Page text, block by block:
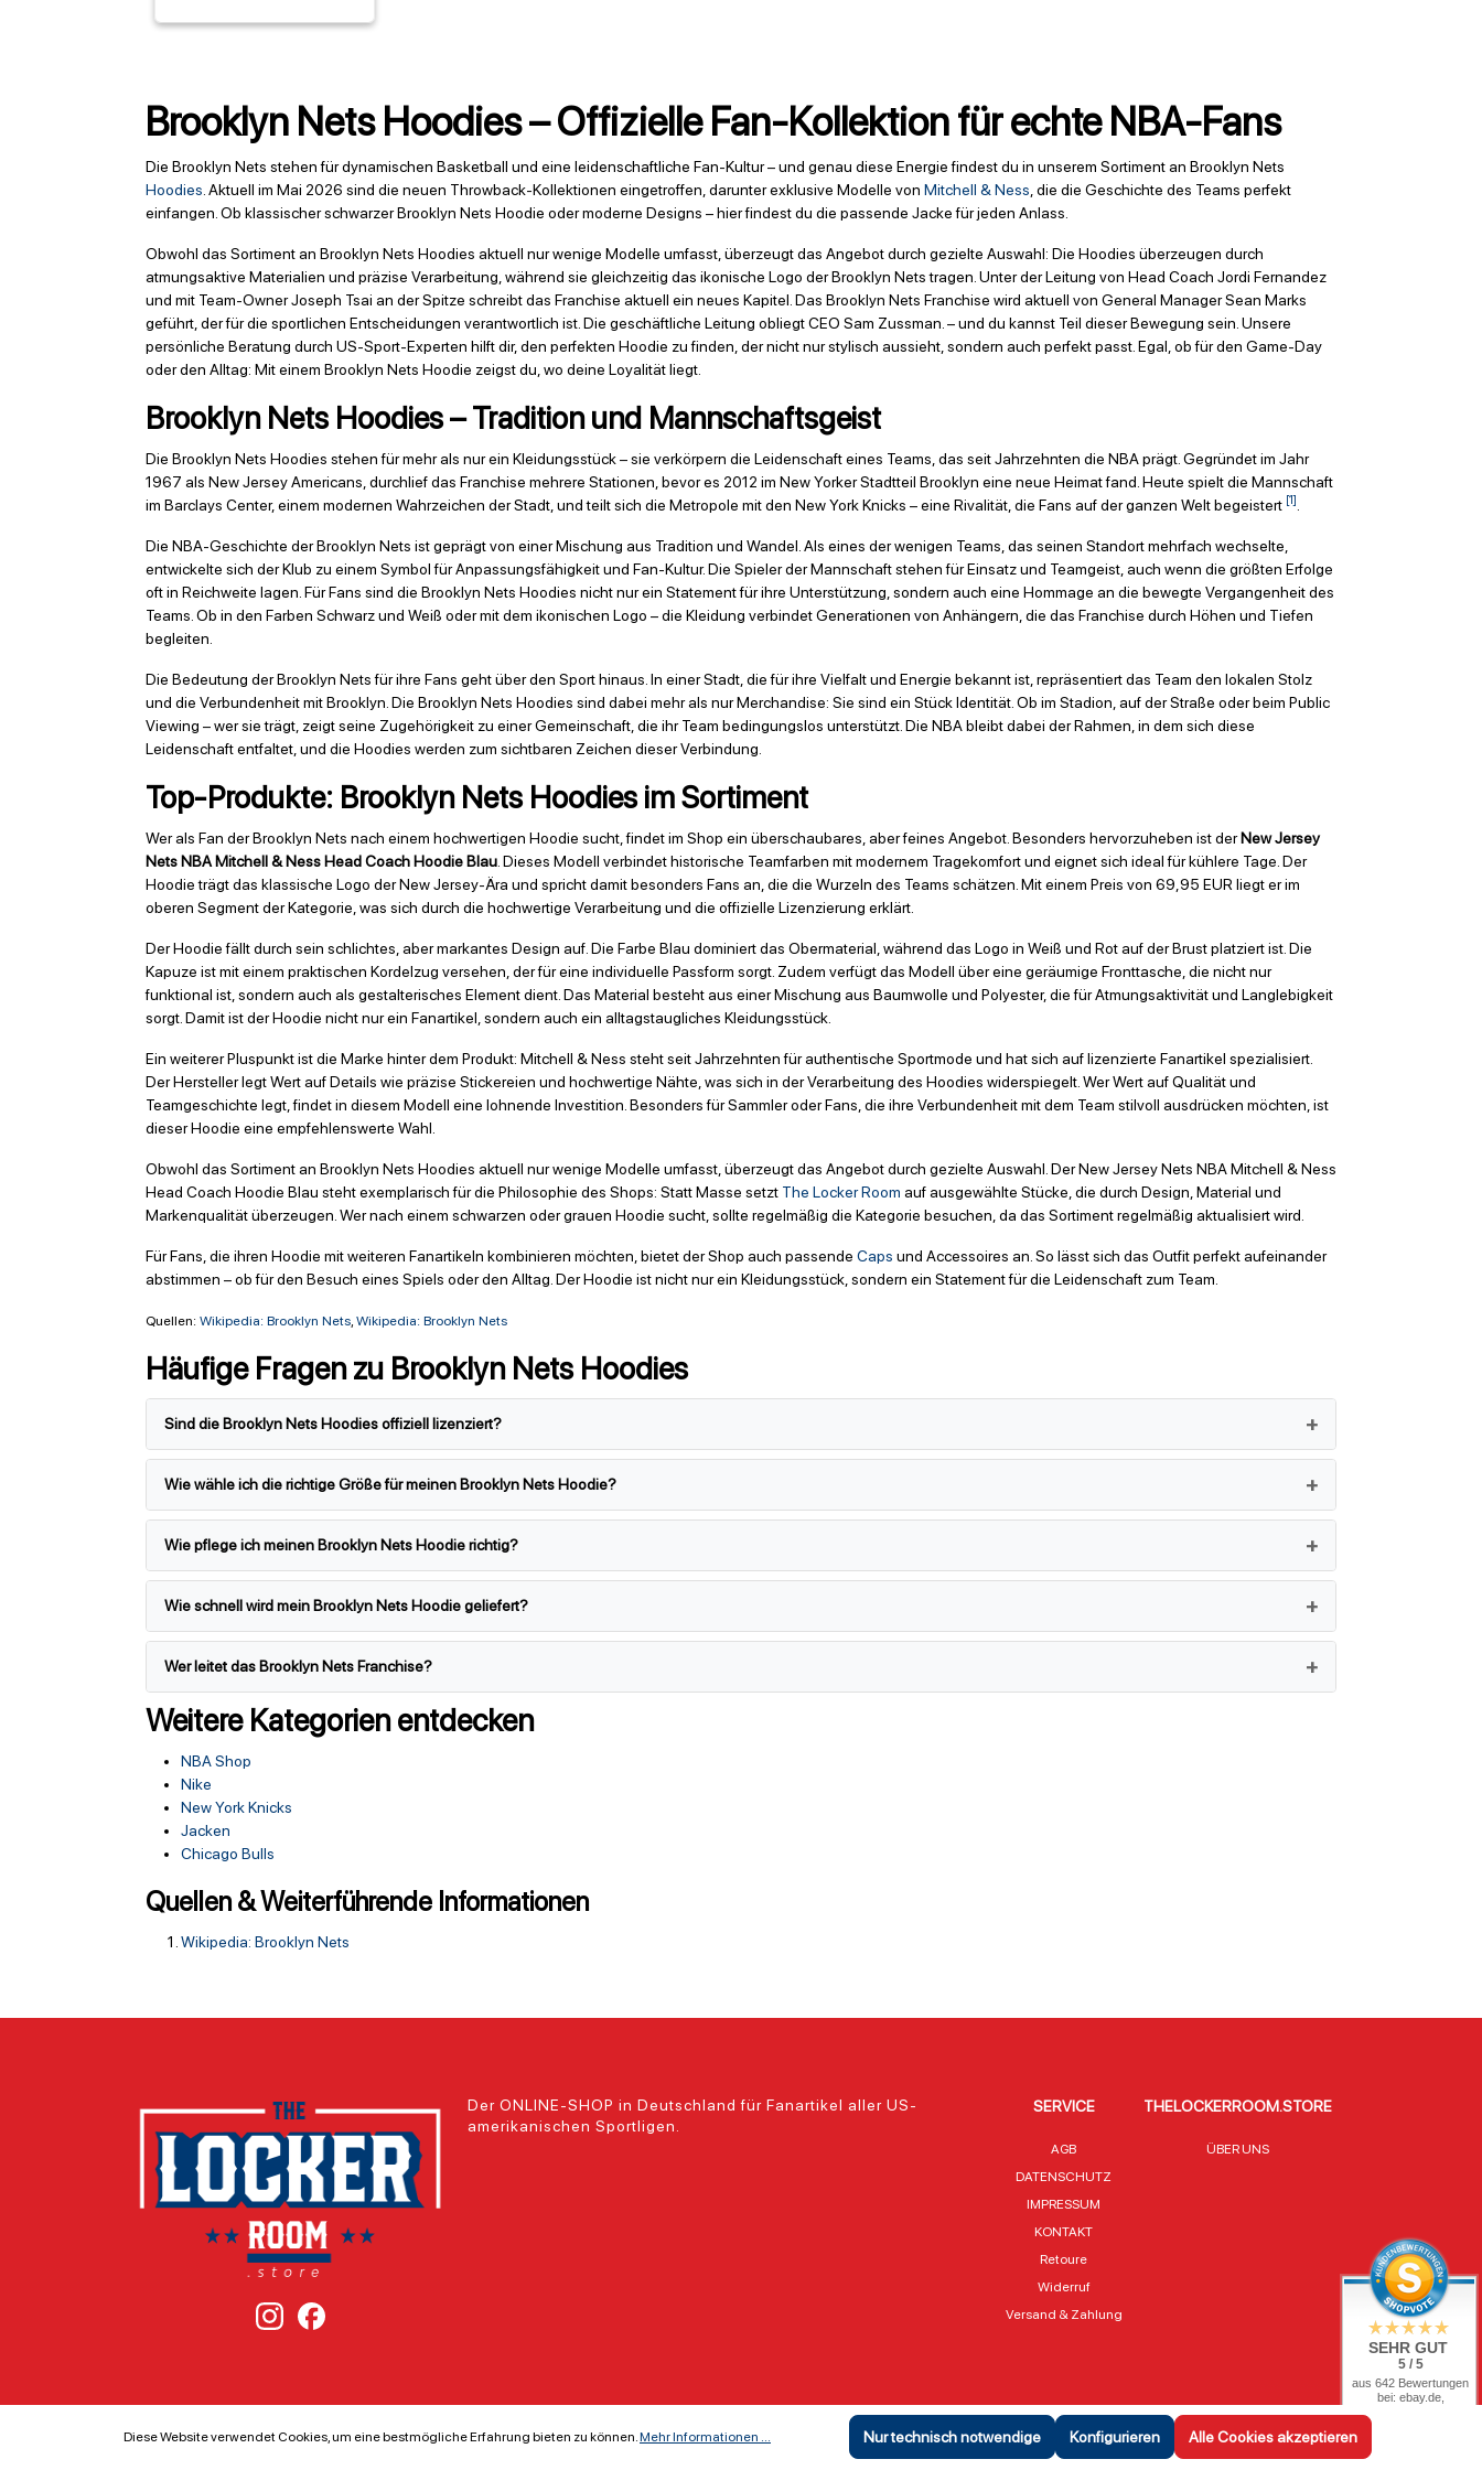
Brooklyn Nets Hoodies – Offizielle Fan-Kollektion für echte NBA-Fans
Die Brooklyn Nets stehen für dynamischen Basketball und eine leidenschaftliche Fan-Kultur – und genau diese Energie findest du in unserem Sortiment an Brooklyn Nets
Hoodies . Aktuell im Mai 2026 sind die neuen Throwback-Kollektionen eingetroffen, darunter exklusive Modelle von Mitchell & Ness , die die Geschichte des Teams perfekt
einfangen. Ob klassischer schwarzer Brooklyn Nets Hoodie oder moderne Designs – hier findest du die passende Jacke für jeden Anlass.
Obwohl das Sortiment an Brooklyn Nets Hoodies aktuell nur wenige Modelle umfasst, überzeugt das Angebot durch gezielte Auswahl: Die Hoodies überzeugen durch
atmungsaktive Materialien und präzise Verarbeitung, während sie gleichzeitig das ikonische Logo der Brooklyn Nets tragen. Unter der Leitung von Head Coach Jordi Fernandez
und mit Team-Owner Joseph Tsai an der Spitze schreibt das Franchise aktuell ein neues Kapitel. Das Brooklyn Nets Franchise wird aktuell von General Manager Sean Marks
geführt, der für die sportlichen Entscheidungen verantwortlich ist. Die geschäftliche Leitung obliegt CEO Sam Zussman. – und du kannst Teil dieser Bewegung sein. Unsere
persönliche Beratung durch US-Sport-Experten hilft dir, den perfekten Hoodie zu finden, der nicht nur stylisch aussieht, sondern auch perfekt passt. Egal, ob für den Game-Day
oder den Alltag: Mit einem Brooklyn Nets Hoodie zeigst du, wo deine Loyalität liegt.
Brooklyn Nets Hoodies – Tradition und Mannschaftsgeist
Die Brooklyn Nets Hoodies stehen für mehr als nur ein Kleidungsstück – sie verkörpern die Leidenschaft eines Teams, das seit Jahrzehnten die NBA prägt. Gegründet im Jahr
1967 als New Jersey Americans, durchlief das Franchise mehrere Stationen, bevor es 2012 im New Yorker Stadtteil Brooklyn eine neue Heimat fand. Heute spielt die Mannschaft
im Barclays Center, einem modernen Wahrzeichen der Stadt, und teilt sich die Metropole mit den New York Knicks – eine Rivalität, die Fans auf der ganzen Welt begeistert [1]
Die NBA-Geschichte der Brooklyn Nets ist geprägt von einer Mischung aus Tradition und Wandel. Als eines der wenigen Teams, das seinen Standort mehrfach wechselte,
entwickelte sich der Klub zu einem Symbol für Anpassungsfähigkeit und Fan-Kultur. Die Spieler der Mannschaft stehen für Einsatz und Teamgeist, auch wenn die größten Erfolge
oft in Reichweite lagen. Für Fans sind die Brooklyn Nets Hoodies nicht nur ein Statement für ihre Unterstützung, sondern auch eine Hommage an die bewegte Vergangenheit des
Teams. Ob in den Farben Schwarz und Weiß oder mit dem ikonischen Logo – die Kleidung verbindet Generationen von Anhängern, die das Franchise durch Höhen und Tiefen
begleiten.
Die Bedeutung der Brooklyn Nets für ihre Fans geht über den Sport hinaus. In einer Stadt, die für ihre Vielfalt und Energie bekannt ist, repräsentiert das Team den lokalen Stolz
und die Verbundenheit mit Brooklyn. Die Brooklyn Nets Hoodies sind dabei mehr als nur Merchandise: Sie sind ein Stück Identität. Ob im Stadion, auf der Straße oder beim Public
Viewing – wer sie trägt, zeigt seine Zugehörigkeit zu einer Gemeinschaft, die ihr Team bedingungslos unterstützt. Die NBA bleibt dabei der Rahmen, in dem sich diese
Leidenschaft entfaltet, und die Hoodies werden zum sichtbaren Zeichen dieser Verbindung.
Top-Produkte: Brooklyn Nets Hoodies im Sortiment
Wer als Fan der Brooklyn Nets nach einem hochwertigen Hoodie sucht, findet im Shop ein überschaubares, aber feines Angebot. Besonders hervorzuheben ist derNew Jersey
Nets NBA Mitchell & Ness Head Coach Hoodie Blau . Dieses Modell verbindet historische Teamfarben mit modernem Tragekomfort und eignet sich ideal für kühlere Tage. Der
Hoodie trägt das klassische Logo der New Jersey-Ära und spricht damit besonders Fans an, die die Wurzeln des Teams schätzen. Mit einem Preis von 69,95 EUR liegt er im
oberen Segment der Kategorie, was sich durch die hochwertige Verarbeitung und die offizielle Lizenzierung erklärt.
Der Hoodie fällt durch sein schlichtes, aber markantes Design auf. Die Farbe Blau dominiert das Obermaterial, während das Logo in Weiß und Rot auf der Brust platziert ist. Die
Kapuze ist mit einem praktischen Kordelzug versehen, der für eine individuelle Passform sorgt. Zudem verfügt das Modell über eine geräumige Fronttasche, die nicht nur
funktional ist, sondern auch als gestalterisches Element dient. Das Material besteht aus einer Mischung aus Baumwolle und Polyester, die für Atmungsaktivität und Langlebigkeit
sorgt. Damit ist der Hoodie nicht nur ein Fanartikel, sondern auch ein alltagstaugliches Kleidungsstück.
Ein weiterer Pluspunkt ist die Marke hinter dem Produkt: Mitchell & Ness steht seit Jahrzehnten für authentische Sportmode und hat sich auf lizenzierte Fanartikel spezialisiert.
Der Hersteller legt Wert auf Details wie präzise Stickereien und hochwertige Nähte, was sich in der Verarbeitung des Hoodies widerspiegelt. Wer Wert auf Qualität und
Teamgeschichte legt, findet in diesem Modell eine lohnende Investition. Besonders für Sammler oder Fans, die ihre Verbundenheit mit dem Team stilvoll ausdrücken möchten, ist
dieser Hoodie eine empfehlenswerte Wahl.
Obwohl das Sortiment an Brooklyn Nets Hoodies aktuell nur wenige Modelle umfasst, überzeugt das Angebot durch gezielte Auswahl. Der New Jersey Nets NBA Mitchell & Ness
Head Coach Hoodie Blau steht exemplarisch für die Philosophie des Shops: Statt Masse setzt The Locker Room auf ausgewählte Stücke, die durch Design, Material und
Markenqualität überzeugen. Wer nach einem schwarzen oder grauen Hoodie sucht, sollte regelmäßig die Kategorie besuchen, da das Sortiment regelmäßig aktualisiert wird.
Für Fans, die ihren Hoodie mit weiteren Fanartikeln kombinieren möchten, bietet der Shop auch passende Caps und Accessoires an. So lässt sich das Outfit perfekt aufeinander
abstimmen – ob für den Besuch eines Spiels oder den Alltag. Der Hoodie ist nicht nur ein Kleidungsstück, sondern ein Statement für die Leidenschaft zum Team.
Quellen: Wikipedia: Brooklyn Nets Wikipedia: Brooklyn Nets
Häufige Fragen zu Brooklyn Nets Hoodies
Sind die Brooklyn Nets Hoodies offiziell lizenziert?
Wie wähle ich die richtige Größe für meinen Brooklyn Nets Hoodie?
Wie pflege ich meinen Brooklyn Nets Hoodie richtig?
Wie schnell wird mein Brooklyn Nets Hoodie geliefert?
Wer leitet das Brooklyn Nets Franchise?
Weitere Kategorien entdecken
NBA Shop
Nike
New York Knicks
Jacken
Chicago Bulls
Quellen & Weiterführende Informationen
Wikipedia: Brooklyn Nets
Der ONLINE-SHOP in Deutschland für Fanartikel aller US-
amerikanischen Sportligen.
SERVICE
AGB
DATENSCHUTZ
IMPRESSUM
KONTAKT
Retoure
Widerruf
Versand & Zahlung
THELOCKERROOM.STORE
ÜBER UNS
Diese Website verwendet Cookies, um eine bestmögliche Erfahrung bieten zu können.Mehr Informationen ... Nur technisch notwendige Konfigurieren Alle Cookies akzeptieren
SEHR GUT
5 / 5
aus 642 Bewertungen
bei: ebay.de,